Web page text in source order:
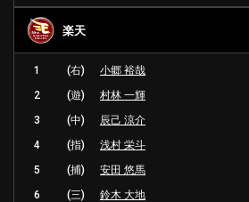
楽天
1 (右) 小郷 裕哉
2
(遊) 村林 一輝
3
(中) 辰己 涼介
4
(指) 浅村 栄斗
5
(捕) 安田 悠馬
6
(三) 鈴木 大地